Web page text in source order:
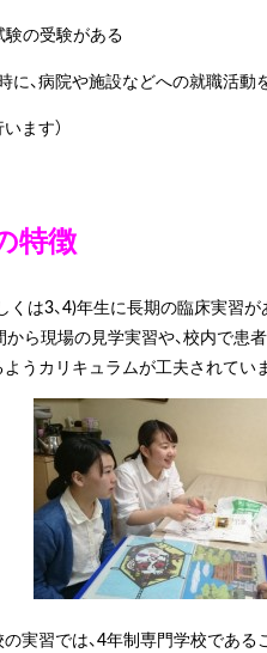
験の受験がある
に、病院や施設などへの就職活動
ます）
特徴
くは3、4)年生に長期の臨床実習
から現場の見学実習や、校内で
うカリキュラムが工夫されてい
実習では、4年制専門学校である